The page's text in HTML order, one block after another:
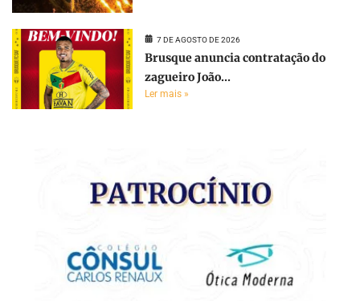
7 DE AGOSTO DE 2026
Brusque anuncia contratação do
zagueiro João...
Ler mais »